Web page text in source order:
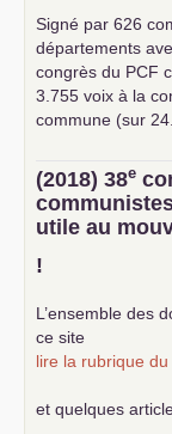
Signé par 626
départements
congrès du PCF
3.755 voix à la
commune (sur
(2018) 38e
utile au
!
L’ensemble des
ce site
lire la rubrique
et quelques